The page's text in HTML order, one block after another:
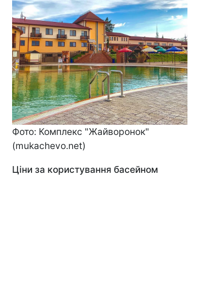
Фото: Комплекс "Жайворонок"
(mukachevo.net)
Ціни за користування басейном